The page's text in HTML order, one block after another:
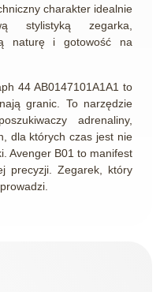
charakter idealnie
stylistyką zegarka,
naturę i gotowość na
44 AB0147101A1A1 to
granic. To narzędzie
adrenaliny,
dla których czas jest nie
Avenger B01 to manifest
precyzji. Zegarek, który